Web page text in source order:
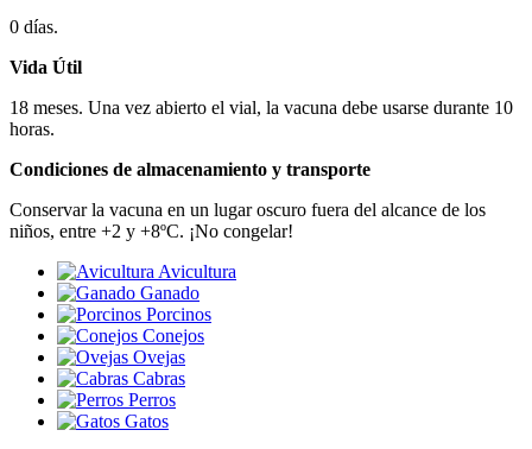
0 días.
Vida Útil
18 meses. Una vez abierto el vial, la vacuna debe usarse durante 10
horas.
Condiciones de almacenamiento y transporte
Conservar la vacuna en un lugar oscuro fuera del alcance de los
niños, entre +2 y +8ºC. ¡No congelar!
Avicultura
Ganado
Porcinos
Conejos
Ovejas
Cabras
Perros
Gatos